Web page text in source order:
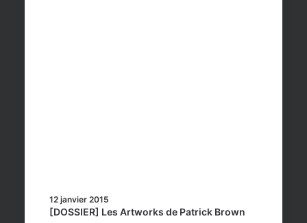
12 janvier 2015
[DOSSIER] Les Artworks de Patrick Brown